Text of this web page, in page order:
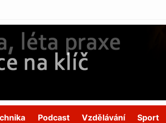
Podcast Vzdělávání Sport